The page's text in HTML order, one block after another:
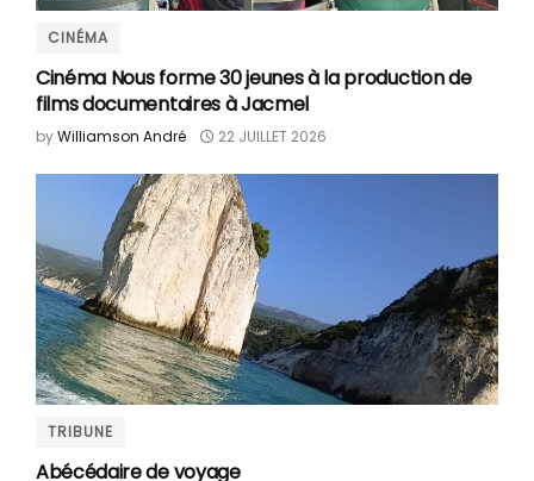
CINÉMA
Cinéma Nous forme 30 jeunes à la production de
films documentaires à Jacmel
byWilliamson André 22 JUILLET 2026
TRIBUNE
Abécédaire de voyage